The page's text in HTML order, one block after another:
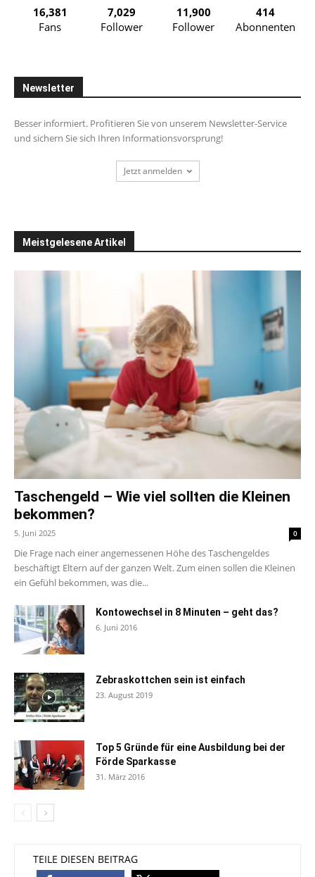
16,381
Fans
7,029
Follower
11,900
Follower
414
Abonnenten
Newsletter
Besser informiert. Profitieren Sie von unserem Newsletter-Service
und sichern Sie sich Ihren Informationsvorsprung!
Jetzt anmelden
Meistgelesene Artikel
Taschengeld – Wie viel sollten die Kleinen
bekommen?
5. Juni 2025 0
Die Frage nach einer angemessenen Höhe des Taschengeldes
beschäftigt Eltern auf der ganzen Welt. Zum einen sollen die Kleinen
ein Gefühl bekommen, was die...
Kontowechsel in 8 Minuten – geht das?
6. Juni 2016
Zebraskottchen sein ist einfach
23. August 2019
Top 5 Gründe für eine Ausbildung bei der
Förde Sparkasse
31. März 2016
TEILE DIESEN BEITRAG